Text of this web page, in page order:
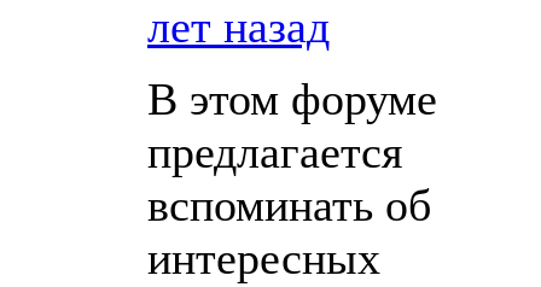
лет назад
В этом форуме
предлагается
вспоминать об
интересных